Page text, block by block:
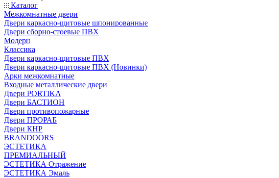
Каталог
Межкомнатные двери
Двери каркасно-щитовые шпонированные
Двери сборно-стоевые ПВХ
Модерн
Классика
Двери каркасно-щитовые ПВХ
Двери каркасно-щитовые ПВХ (Новинки)
Арки межкомнатные
Входные металлические двери
Двери PORTIKA
Двери БАСТИОН
Двери противопожарные
Двери ПРОРАБ
Двери КНР
BRANDOORS
ЭСТЕТИКА
ПРЕМИАЛЬНЫЙ
ЭСТЕТИКА Отражение
ЭСТЕТИКА Эмаль